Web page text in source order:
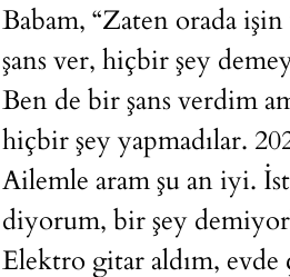
Babam, “Zaten orada
şans ver, hiçbir şey
Ben de bir şans verdim
hiçbir şey yapmadılar.
Ailemle aram şu an iyi.
diyorum, bir şey
Elektro gitar aldım, evde